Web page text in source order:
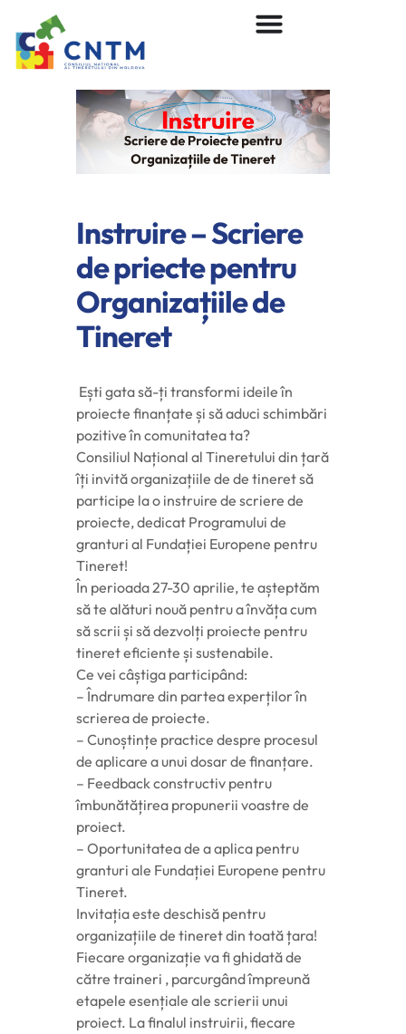
Instruire – Scriere
de priecte pentru
Organizațiile de
Tineret
Ești gata să-ți transformi ideile în
proiecte finanțate și să aduci schimbări
pozitive în comunitatea ta?
Consiliul Național al Tineretului din țară
îți invită organizațiile de de tineret să
participe la o instruire de scriere de
proiecte, dedicat Programului de
granturi al Fundației Europene pentru
Tineret!
În perioada 27-30 aprilie, te așteptăm
să te alături nouă pentru a învăța cum
să scrii și să dezvolți proiecte pentru
tineret eficiente și sustenabile.
Ce vei câștiga participând:
– Îndrumare din partea experților în
scrierea de proiecte.
– Cunoștințe practice despre procesul
de aplicare a unui dosar de finanțare.
– Feedback constructiv pentru
îmbunătățirea propunerii voastre de
proiect.
– Oportunitatea de a aplica pentru
granturi ale Fundației Europene pentru
Tineret.
Invitația este deschisă pentru
organizațiile de tineret din toată țara!
Fiecare organizație va fi ghidată de
către traineri , parcurgând împreună
etapele esențiale ale scrierii unui
proiect. La finalul instruirii, fiecare